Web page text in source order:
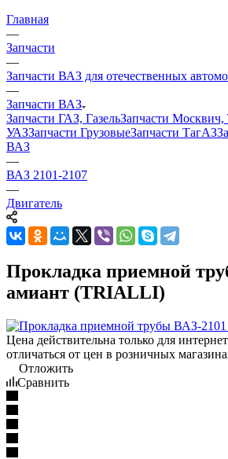
Главная
—
Запчасти
—
Запчасти ВАЗ для отечественных
—
Запчасти ВАЗ
Запчасти ГАЗ, ГазельЗапчасти
УАЗЗапчасти ГрузовыеЗапчасти ТагАЗ
ВАЗ
—
ВАЗ 2101-2107
—
Двигатель
Прокладка приемной
амиант (TRIALLI)
Цена действительна только для
отличаться от цен в розничных
Отложить
Сравнить